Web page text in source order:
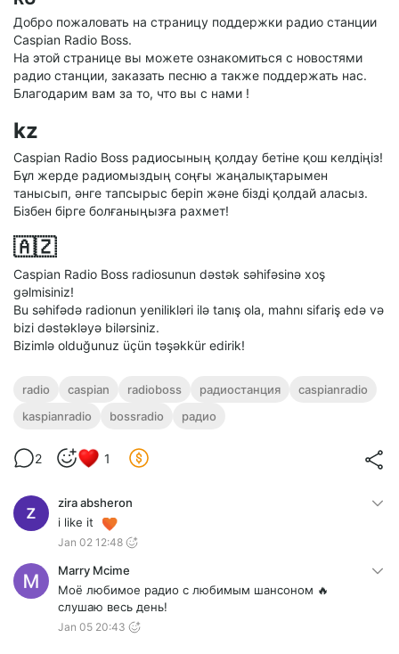
Добро пожаловать на страницу поддержки радио станции
Caspian Radio Boss.
На этой странице вы можете ознакомиться с новостями
радио станции, заказать песню а также поддержать нас.
Благодарим вам за то, что вы с нами !
kz
Caspian Radio Boss радиосының қолдау бетіне қош келдіңіз!
Бұл жерде радиомыздың соңғы жаңалықтарымен
танысып, әнге тапсырыс беріп және бізді қолдай аласыз.
Бізбен бірге болғаныңызға рахмет!
🇦🇿
Caspian Radio Boss radiosunun dəstək səhifəsinə xoş
gəlmisiniz!
Bu səhifədə radionun yenilikləri ilə tanış ola, mahnı sifariş edə və
bizi dəstəkləyə bilərsiniz.
Bizimlə olduğunuz üçün təşəkkür edirik!
radio caspian radioboss радиостанция
caspianradio
kaspianradio
bossradio радио
2 1
zira absheron
i like it
Jan 02 12:48
Marry Mcime
Моё любимое радио с любимым шансоном 🔥
слушаю весь день!
Jan 05 20:43